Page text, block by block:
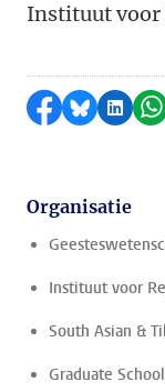
Instituut voor
Delen op
Delen via
Organisatie
Instituut voor
South Asian &
Graduate